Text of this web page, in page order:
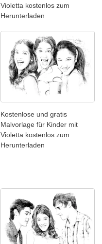
Violetta kostenlos zum
Herunterladen
Kostenlose und gratis
Malvorlage für Kinder mit
Violetta kostenlos zum
Herunterladen